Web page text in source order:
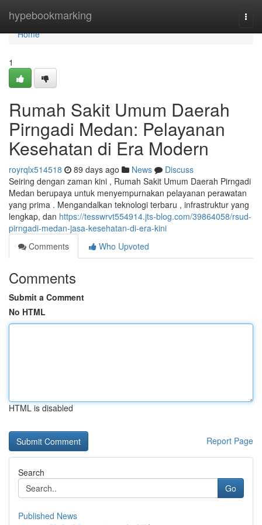
hypebookmarking
Home
Home
1
Rumah Sakit Umum Daerah
Pirngadi Medan: Pelayanan
Kesehatan di Era Modern
royrqlx514518 89 days ago News
Discuss
Seiring dengan zaman kini , Rumah Sakit Umum Daerah Pirngadi
Medan berupaya untuk menyempurnakan pelayanan perawatan
yang prima . Mengandalkan teknologi terbaru , infrastruktur yang
lengkap, dan https://tesswrvt554914.jts-blog.com/39864058/rsud-
pirngadi-medan-jasa-kesehatan-di-era-kini
Comments
Who Upvoted
Comments
Submit a Comment
No HTML
HTML is disabled
Report Page
Search
Go
Published News